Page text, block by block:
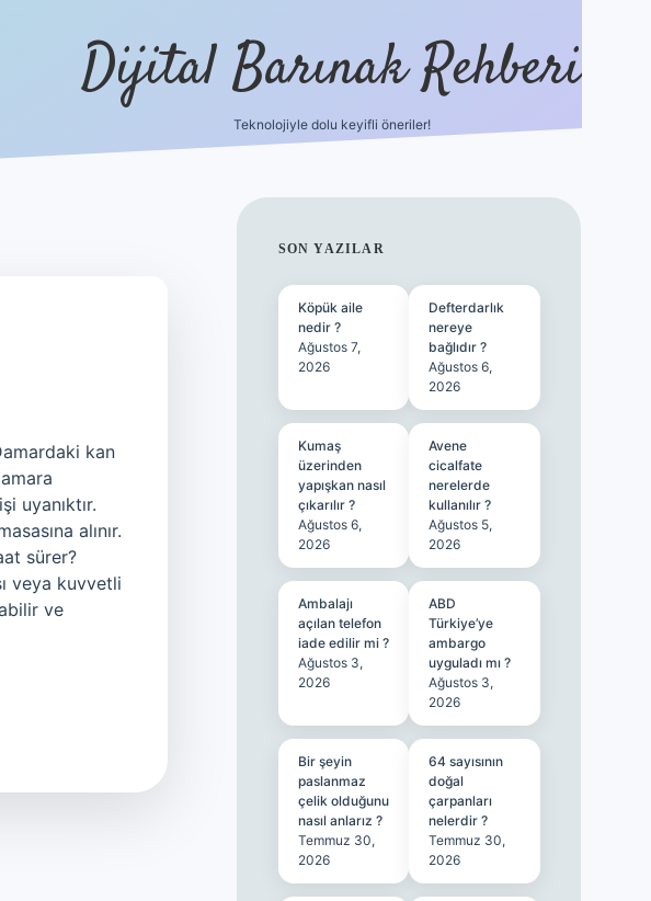
Dijital Barınak Rehberi
Teknolojiyle dolu keyifli öneriler!
kan
uyanıktır.
alınır.
sürer?
veya kuvvetli
ve
SIDEBAR
SON YAZILAR
Köpük aile
nedir ?
Ağustos 7,
2026
Defterdarlık
nereye
bağlıdır ?
Ağustos 6,
2026
Kumaş
üzerinden
yapışkan nasıl
çıkarılır ?
Ağustos 6,
2026
Avene
cicalfate
nerelerde
kullanılır ?
Ağustos 5,
2026
Ambalajı
açılan telefon
iade edilir mi ?
Ağustos 3,
2026
ABD
Türkiye’ye
ambargo
uyguladı mı ?
Ağustos 3,
2026
Bir şeyin
paslanmaz
çelik olduğunu
nasıl anlarız ?
Temmuz 30,
2026
64 sayısının
doğal
çarpanları
nelerdir ?
Temmuz 30,
2026
https://